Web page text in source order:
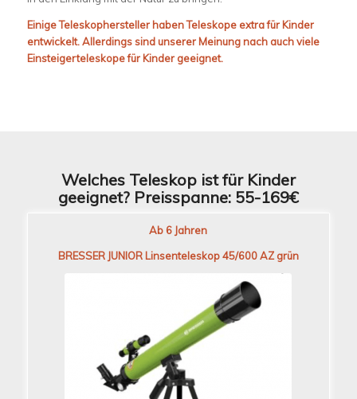
EinigeTeleskopherstellerhaben Teleskope extra für Kinder
entwickelt. Allerdings sind unserer Meinung nach auch viele
Einsteigerteleskope für Kinder geeignet.
Welches Teleskop ist für Kinder
geeignet? Preisspanne: 55-169€
Ab 6 Jahren
BRESSER JUNIOR Linsenteleskop 45/600 AZ grün